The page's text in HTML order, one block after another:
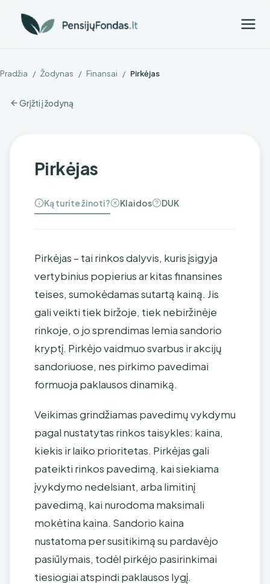
Pradžia / Žodynas / Finansai / Pirkėjas
Grįžti į žodyną
Pirkėjas
Ką turite žinoti? Klaidos DUK
Pirkėjas – tai rinkos dalyvis, kuris įsigyja
vertybinius popierius ar kitas finansines
teises, sumokėdamas sutartą kainą. Jis
gali veikti tiek biržoje, tiek nebiržinėje
rinkoje, o jo sprendimas lemia sandorio
kryptį. Pirkėjo vaidmuo svarbus ir akcijų
sandoriuose, nes pirkimo pavedimai
formuoja paklausos dinamiką.
Veikimas grindžiamas pavedimų vykdymu
pagal nustatytas rinkos taisykles: kaina,
kiekis ir laiko prioritetas. Pirkėjas gali
pateikti rinkos pavedimą, kai siekiama
įvykdymo nedelsiant, arba limitinį
pavedimą, kai nurodoma maksimali
mokėtina kaina. Sandorio kaina
nustatoma per susitikimą su pardavėjo
pasiūlymais, todėl pirkėjo pasirinkimai
tiesiogiai atspindi paklausos lygį.